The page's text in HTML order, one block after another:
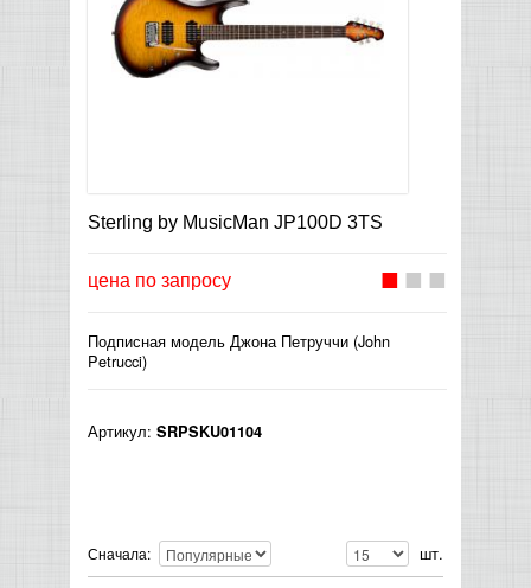
Sterling by MusicMan JP100D 3TS
цена по запросу
Подписная модель Джона Петруччи (John
Petrucci)
Артикул: SRPSKU01104
Сначала: шт.